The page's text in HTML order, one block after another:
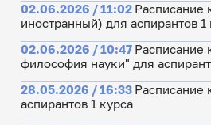
02.06.2026 / 11:02 Расписание
иностранный) для аспирантов
02.06.2026 / 10:47 Расписание
философия науки" для
28.05.2026 / 16:33 Расписание
аспирантов 1 курса